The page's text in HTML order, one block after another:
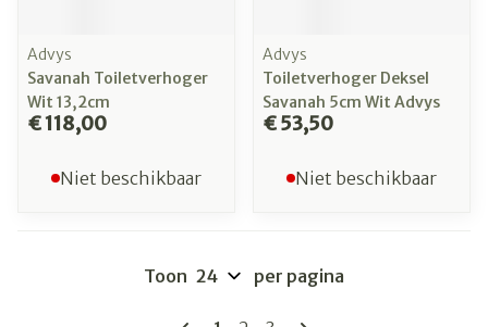
Advys
Savanah Toiletverhoger
Wit 13,2cm
€ 118,00
Niet beschikbaar
Advys
Toiletverhoger Deksel
Savanah 5cm Wit Advys
€ 53,50
Niet beschikbaar
Pagina's
Toon per pagina